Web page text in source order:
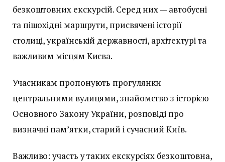
безкоштовних екскурсій. Серед них — автобусні
та пішохідні маршрути, присвячені історії
столиці, українській державності, архітектурі та
важливим місцям Києва.
Учасникам пропонують прогулянки
центральними вулицями, знайомство з історією
Основного Закону України, розповіді про
визначні пам’ятки, старий і сучасний Київ.
Важливо: участь у таких екскурсіях безкоштовна,